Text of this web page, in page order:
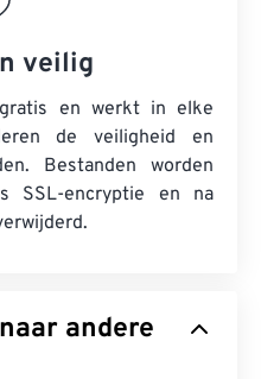
veilig
en werkt in elke
de veiligheid en
Bestanden worden
SSL-encryptie en na